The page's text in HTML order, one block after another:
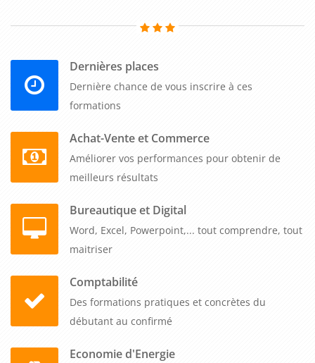
Dernières places
Dernière chance de vous inscrire à ces
formations
Achat-Vente et Commerce
Améliorer vos performances pour obtenir de
meilleurs résultats
Bureautique et Digital
Word, Excel, Powerpoint,... tout comprendre, tout
maitriser
Comptabilité
Des formations pratiques et concrètes du
débutant au confirmé
Economie d'Energie